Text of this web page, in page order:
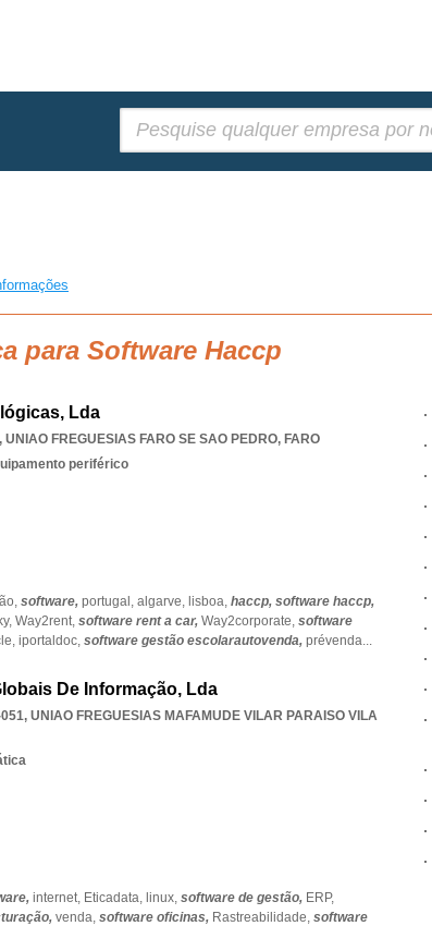
para Software Haccp
Lda
, UNIAO FREGUESIAS FARO SE SAO PEDRO, FARO
periférico
software, portugal, algarve, lisboa, haccp, software haccp,
Way2rent, software rent a car, Way2corporate, software
iportaldoc, software gestão escolarautovenda, prévenda...
De Informação, Lda
, UNIAO FREGUESIAS MAFAMUDE VILAR PARAISO VILA
internet, Eticadata, linux, software de gestão, ERP,
venda, software oficinas, Rastreabilidade, software